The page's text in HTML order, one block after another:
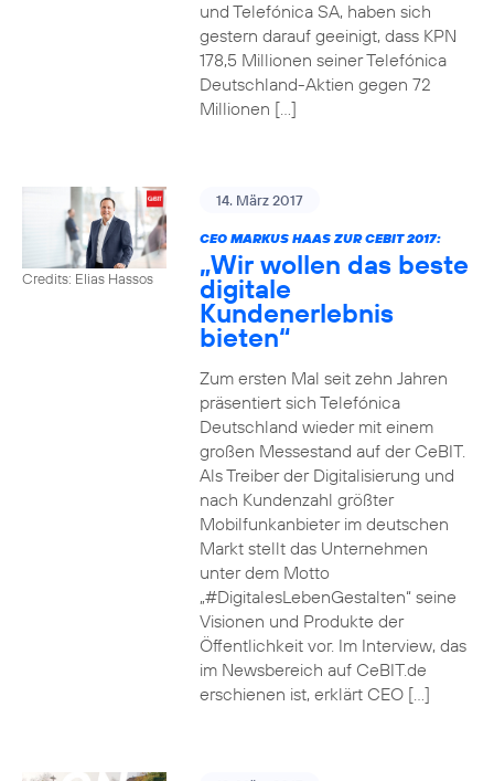
und Telefónica SA, haben sich
gestern darauf geeinigt, dass KPN
178,5 Millionen seiner Telefónica
Deutschland-Aktien gegen 72
Millionen […]
Credits: Elias Hassos
14. März 2017
CEO MARKUS HAAS ZUR CEBIT 2017:
„Wir wollen das beste
digitale
Kundenerlebnis
bieten“
Zum ersten Mal seit zehn Jahren
präsentiert sich Telefónica
Deutschland wieder mit einem
großen Messestand auf der CeBIT.
Als Treiber der Digitalisierung und
nach Kundenzahl größter
Mobilfunkanbieter im deutschen
Markt stellt das Unternehmen
unter dem Motto
„#DigitalesLebenGestalten“ seine
Visionen und Produkte der
Öffentlichkeit vor. Im Interview, das
im Newsbereich auf CeBIT.de
erschienen ist, erklärt CEO […]